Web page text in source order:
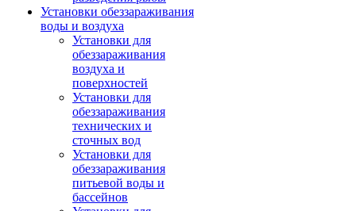
Установки обеззараживания
воды и воздуха
Установки для
обеззараживания
воздуха и
поверхностей
Установки для
обеззараживания
технических и
сточных вод
Установки для
обеззараживания
питьевой воды и
бассейнов